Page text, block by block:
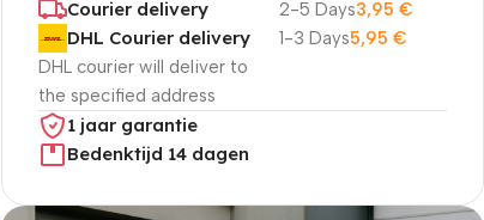
Courier delivery
2-5 Days3,95€
DHL Courier delivery
DHL courier will deliver to
the specified address
1-3 Days5,95€
1 jaar garantie
Bedenktijd 14 dagen